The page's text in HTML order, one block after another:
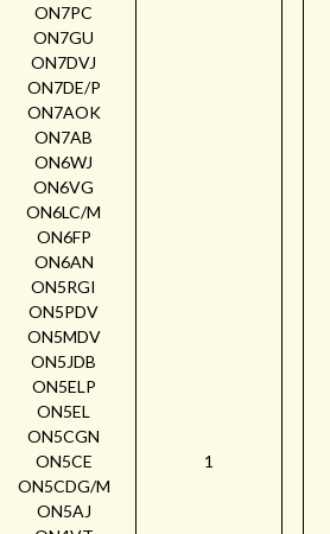
ON7PC
ON7GU
ON7DVJ
ON7DE/P
ON7AOK
ON7AB
ON6WJ
ON6VG
ON6LC/M
ON6FP
ON6AN
ON5RGI
ON5PDV
ON5MDV
ON5JDB
ON5ELP
ON5EL
ON5CGN
ON5CE
ON5CDG/M
ON5AJ
1